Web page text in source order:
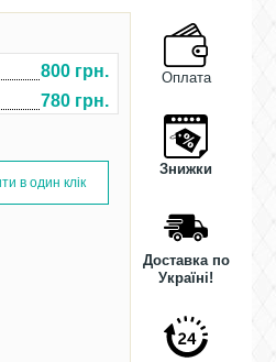
800 грн.
780 грн.
Оплата
Знижки
Доставка по
Україні!